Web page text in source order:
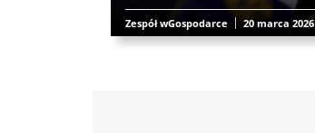
Zespół wGospodarce 20 marca 2026